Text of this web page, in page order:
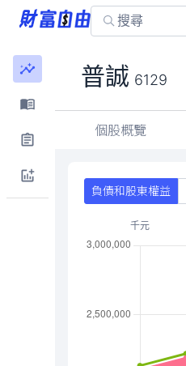
普誠 6129
個股概覽
負債和股東權益